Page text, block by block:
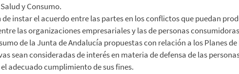
y Consumo.
instar el acuerdo entre las partes en los conflictos que puedan
las organizaciones empresariales y las de personas
de la Junta de Andalucía propuestas con relación a los Planes
sean consideradas de interés en materia de defensa de las
adecuado cumplimiento de sus fines.